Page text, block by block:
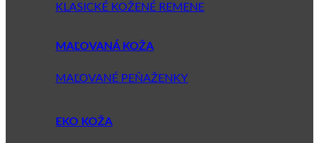
KLASICKÉ KOŽENÉ REMENE
MAĽOVANÁ KOŽA
MAĽOVANÉ PEŇAŽENKY
EKO KOŽA